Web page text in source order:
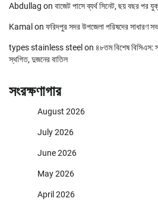
Abdullag on বাজেট পাসে ব্যর্থ সিনেট, ছয় বছর পর
Kamal on ফরিদপুর সদর উপজেলা পরিষদের সাধারণ
types stainless steel on ৪৮তম বিশেষ বিসিএস:
স্থগিত, দুজনের বাতিল
সংরক্ষণাগার
August 2026
July 2026
June 2026
May 2026
April 2026